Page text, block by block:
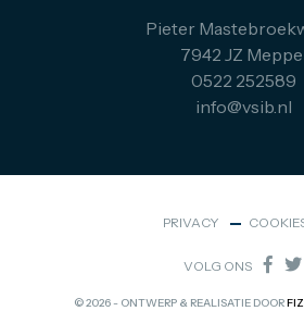
Pieter
7942 JZ
0522 252589
info@vsib.nl
© 2026 - ONTWERP & REALISATIE DOOR
PRIVACY
VOLG ONS